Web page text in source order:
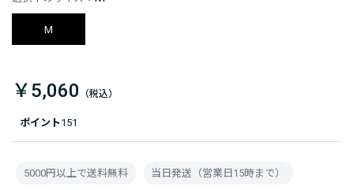
ポイント151
M
￥5,060
5000円以上で送料無料 当日発送（営業日15時まで）